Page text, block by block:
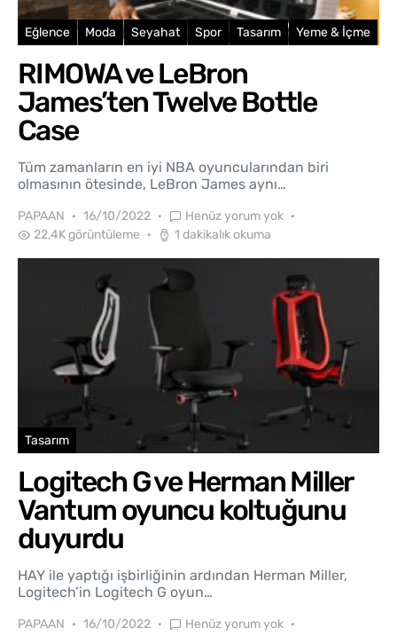
Eğlence Moda Seyahat Spor Tasarım Yeme & İçme
RIMOWA ve LeBron
James’ten Twelve Bottle
Case
Tüm zamanların en iyi NBA oyuncularından biri
olmasının ötesinde, LeBron James aynı…
PAPAAN 16/10/2022
Henüz yorum yok
22,4K görüntüleme
1 dakikalık okuma
Tasarım
Logitech G ve Herman Miller
Vantum oyuncu koltuğunu
duyurdu
HAY ile yaptığı işbirliğinin ardından Herman Miller,
Logitech’in Logitech G oyun…
PAPAAN 16/10/2022
Henüz yorum yok